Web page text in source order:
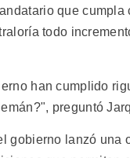
que
todo
han cumplido
preguntó
gobierno lanzó